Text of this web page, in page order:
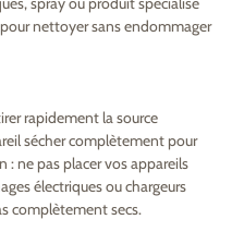
nettoyer sans endommager
rapidement la source
sécher complètement pour
ne pas placer vos appareils
électriques ou chargeurs
complètement secs.